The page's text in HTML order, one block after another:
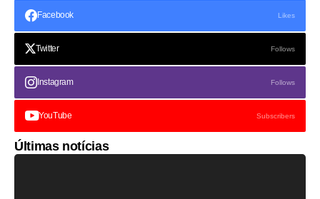
Facebook Likes
Twitter Follows
Instagram Follows
YouTube Subscribers
Últimas notícias